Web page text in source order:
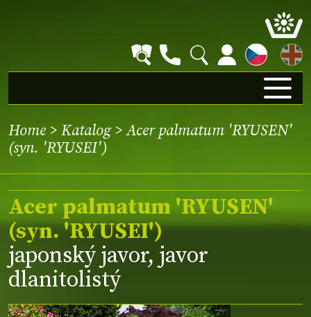
EN
Home > Katalog> Acer palmatum 'RYUSEN'
(syn. 'RYUSEI')
Acer palmatum 'RYUSEN'
(syn. 'RYUSEI')
japonský javor, javor
dlanitolistý